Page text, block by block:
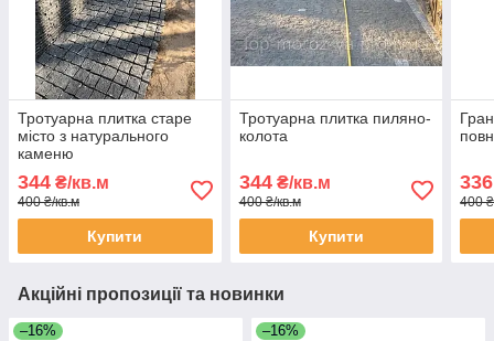
Тротуарна плитка старе
місто з натурального
каменю
344 ₴/кв.м
400 ₴/кв.м
Купити
Тротуарна плитка пиляно-
колота
344₴/кв.м
400 ₴/кв.м
Купити
336
400
Акційні пропозиції та новинки
–16% –16%